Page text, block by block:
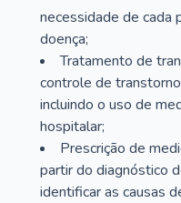
necessidade de cada
doença;
Tratamento de
controle de
incluindo o uso de
hospitalar;
Prescrição de
partir do diagnóstico
identificar as causas